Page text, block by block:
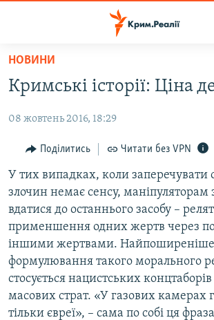
Перейти
основного
Перейти
навігації
Перейти
до
пошуку
ВОДА.КРИМ
ВІДЕО ТА ФОТО
ПОЛІТИКА
БЛОГИ
ПОГЛЯД
ІНТЕРВ'Ю
ВСЕ ЗА ДЕНЬ
СПЕЦПРОЕКТИ
ДЕПОРТАЦІЯ
ЯК ОБІЙТИ БЛОКУВАННЯ
НОВИНИ
Кримські історії: Ціна
08 жовтень 2016, 18:29
Поділитись Читати без VPN
У тих випадках, коли заперечувати
злочин немає сенсу, маніпуляторам
вдатися до останнього засобу –
применшення одних жертв через
іншими жертвами. Найпоширеніше
формулювання такого морального
стосується нацистських
масових страт. «У газових камерах
тільки євреї», – сама по собі ця